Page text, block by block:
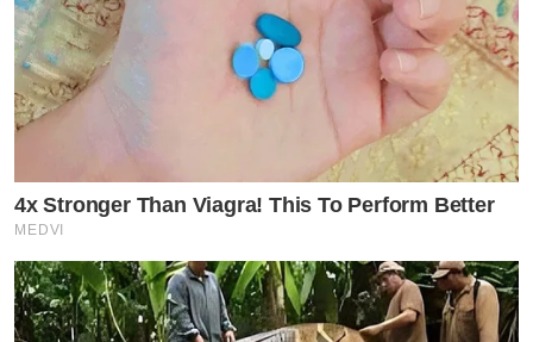
4x Stronger Than Viagra! This To Perform Better
MEDVI